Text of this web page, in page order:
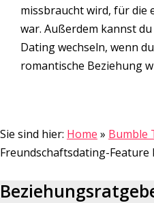
missbraucht wird, für die
war. Außerdem kannst
Dating wechseln, wenn
romantische Beziehung
Sie sind hier: Home » Bumble
Freundschaftsdating-